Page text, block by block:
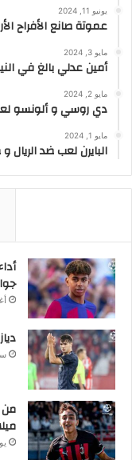
يونيو 11, 2024
عموتة صانع الأفراح
مايو 3, 2024
أمين عدلي بالغ في
مايو 2, 2024
دي روسي و ألونسو
مايو 1, 2024
البايرن لعب ضد